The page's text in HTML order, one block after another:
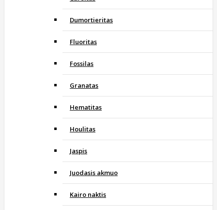
Dumortieritas
Fluoritas
Fossilas
Granatas
Hematitas
Houlitas
Jaspis
Juodasis akmuo
Kairo naktis